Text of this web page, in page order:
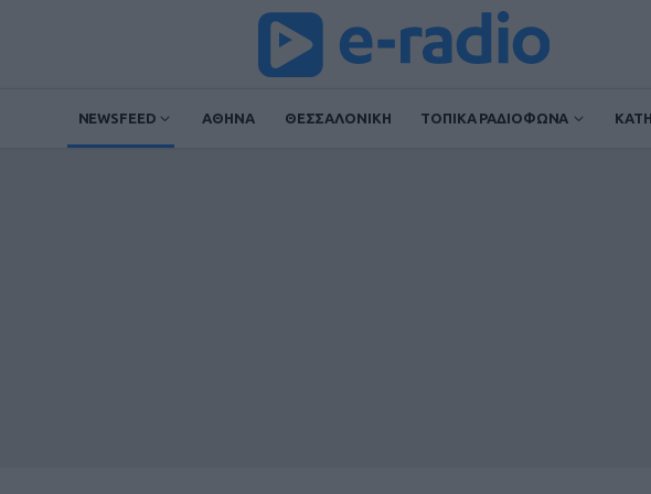
NEWSFEED ΑΘΗΝΑ ΘΕΣΣΑΛΟΝΙΚΗ ΤΟΠΙΚΑ ΡΑΔΙΟΦΩΝΑ